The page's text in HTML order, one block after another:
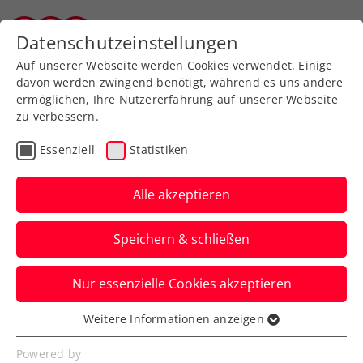
Impressum
Medieninhaber und –herausgeber
Tiroler Tennisverband
Datenschutzeinstellungen
Auf unserer Webseite werden Cookies verwendet. Einige
davon werden zwingend benötigt, während es uns andere
ermöglichen, Ihre Nutzererfahrung auf unserer Webseite
zu verbessern.
Essenziell Statistiken
Alle akzeptieren
Speichern & schließen
Nur essenzielle Cookies akzeptieren
Essenziell
Essenzielle Cookies werden für grundlegende
Weitere Informationen anzeigen
Powered by